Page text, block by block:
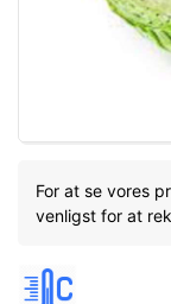
For at se vores
venligst for at